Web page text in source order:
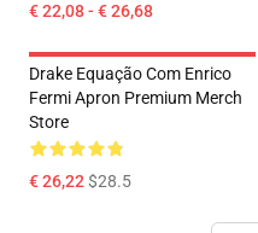
€ 22,08 - € 26,68
Drake Equação Com Enrico
Fermi Apron Premium Merch
Store
€ 26,22$28.5